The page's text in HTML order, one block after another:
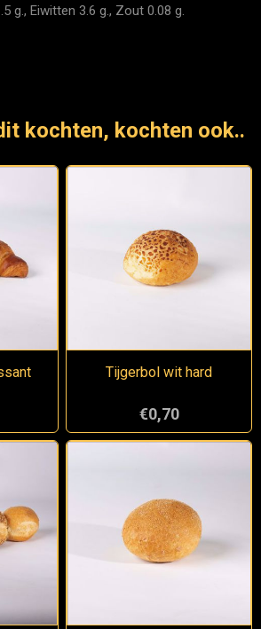
g., Eiwitten 3.6 g., Zout 0.08 g.
kochten, kochten ook..
Tijgerbol wit hard
€0,70